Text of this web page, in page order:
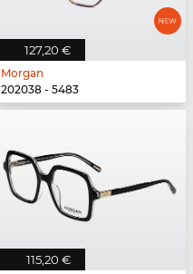
127,20 €
Morgan
202038 - 5483
115,20 €